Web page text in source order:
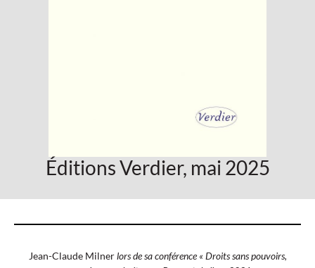
Éditions Verdier, mai 2025
Jean-Claude Milnerlors de sa conférence « Droits sans pouvoirs,